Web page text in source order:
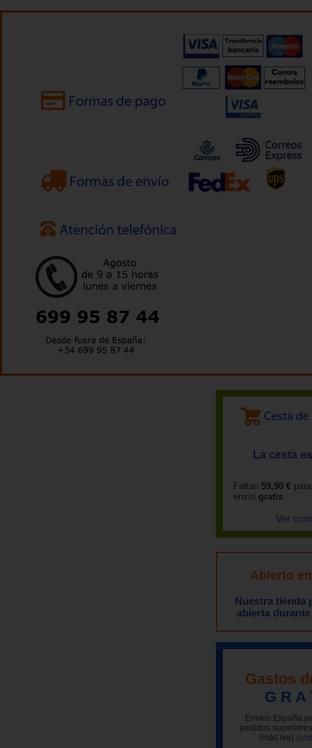
La cesta
Faltan 59,90 €
envío gratis
Ver
Abierto
Nuestra tienda
abierta
Gastos
G R A
Envíos España
pedidos
(más iva)